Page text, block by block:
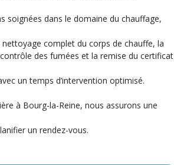
soignées dans le domaine du chauffage,
complet du corps de chauffe, la
des fumées et la remise du certificat
un temps d’intervention optimisé.
à Bourg-la-Reine, nous assurons une
un rendez-vous.